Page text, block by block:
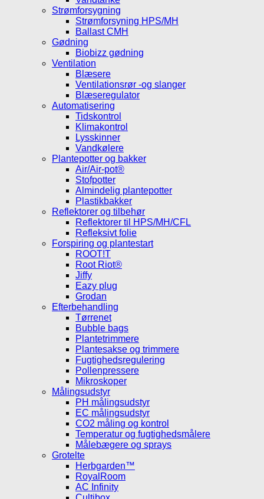
Strømforsygning
Strømforsyning HPS/MH
Ballast CMH
Gødning
Biobizz gødning
Ventilation
Blæsere
Ventilationsrør -og slanger
Blæseregulator
Automatisering
Tidskontrol
Klimakontrol
Lysskinner
Vandkølere
Plantepotter og bakker
Air/Air-pot®
Stofpotter
Almindelig plantepotter
Plastikbakker
Reflektorer og tilbehør
Reflektorer til HPS/MH/CFL
Refleksivt folie
Forspiring og plantestart
ROOT!T
Root Riot®
Jiffy
Eazy plug
Grodan
Efterbehandling
Tørrenet
Bubble bags
Plantetrimmere
Plantesakse og trimmere
Fugtighedsregulering
Pollenpressere
Mikroskoper
Målingsudstyr
PH målingsudstyr
EC målingsudstyr
CO2 måling og kontrol
Temperatur og fugtighedsmålere
Målebægere og sprays
Grotelte
Herbgarden™
RoyalRoom
AC Infinity